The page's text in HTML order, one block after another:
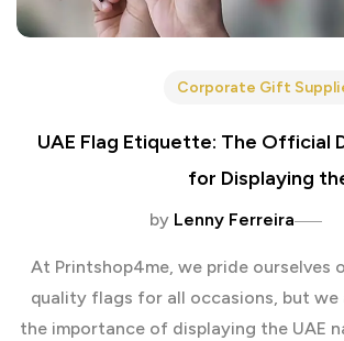
Corporate Gift
UAE Flag Etiquette: The Official
for Displaying
by Lenny Ferreira
At Printshop4me, we pride ourselves
quality flags for all occasions, but we
the importance of displaying the UAE